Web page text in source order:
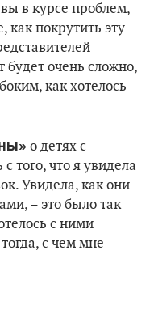
в курсе проблем,
как покрутить эту
будет очень сложно,
как хотелось
о детях с
того, что я увидела
Увидела, как они
– это было так
с ними
с чем мне